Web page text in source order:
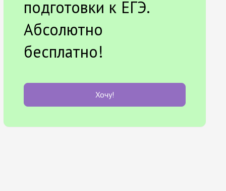
подготовки к ЕГЭ.
Абсолютно
бесплатно!
Хочу!